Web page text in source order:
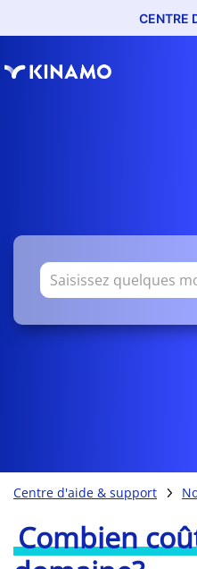
CENTRE
Centre d'aide & support
Combien